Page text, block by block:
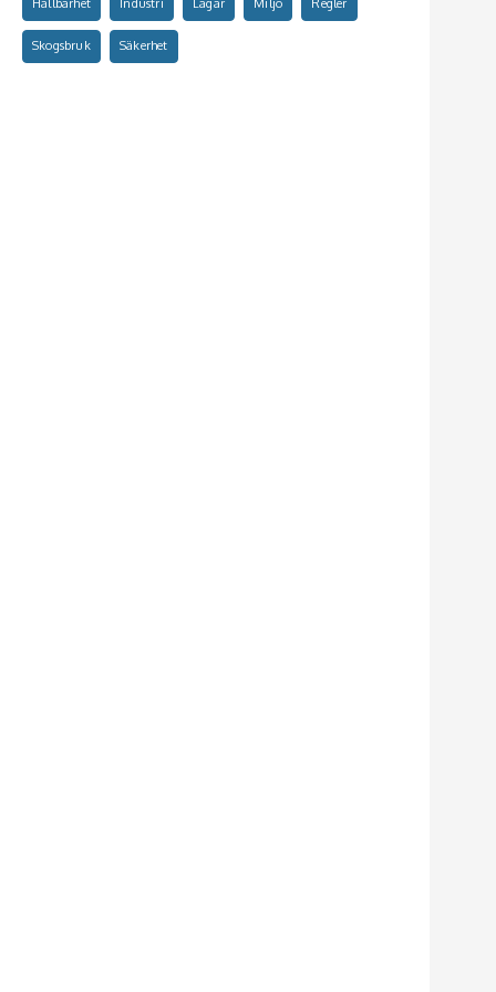
Hållbarhet Industri Lagar Miljö Regler
Skogsbruk Säkerhet